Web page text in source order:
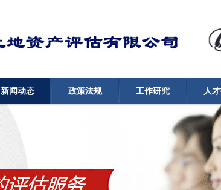
新闻动态 政策法规 工作研究 人